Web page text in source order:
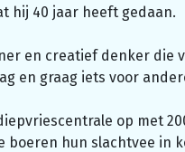
hij 40 jaar heeft gedaan.
en creatief denker die
en graag iets voor
op met
boeren hun slachtvee in